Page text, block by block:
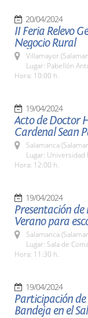
20/04/2024
II Feria Relevo
Negocio Rural
Villamayor
Lugar: Pabellón
Hora: 10:00 h.
19/04/2024
Acto de Doctor
Cardenal Sean
Salamanca
Lugar: Universidad
Hora: 12:00 h.
19/04/2024
Presentación
Verano para
Salamanca
Lugar: Sala de
Hora: 11:30 h.
19/04/2024
Participación
Bandeja en el